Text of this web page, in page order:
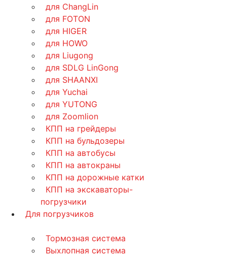
для ChangLin
для FOTON
для HIGER
для HOWO
для Liugong
для SDLG LinGong
для SHAANXI
для Yuchai
для YUTONG
для Zoomlion
КПП на грейдеры
КПП на бульдозеры
КПП на автобусы
КПП на автокраны
КПП на дорожные катки
КПП на экскаваторы-
погрузчики
Для погрузчиков
Тормозная система
Выхлопная система